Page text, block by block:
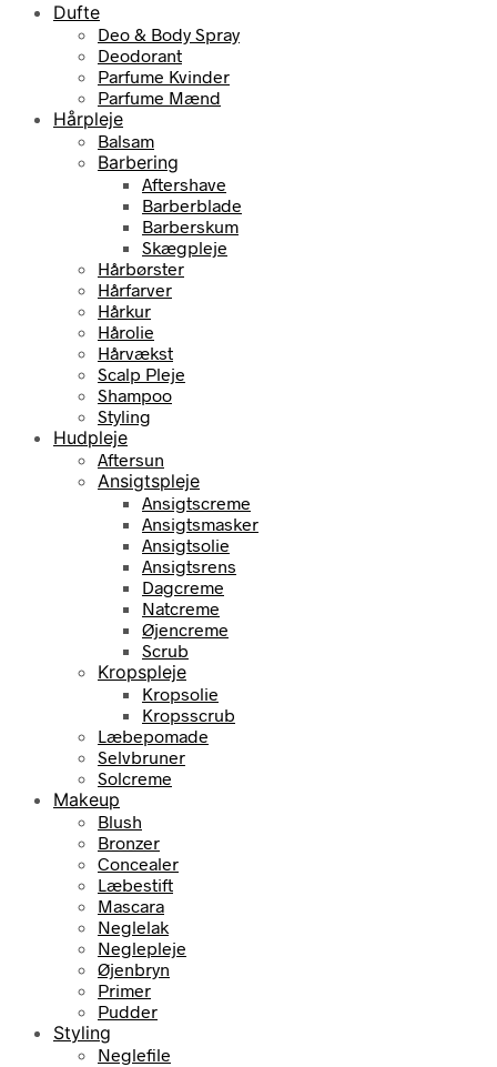
Dufte
Deo & Body Spray
Deodorant
Parfume Kvinder
Parfume Mænd
Hårpleje
Balsam
Barbering
Aftershave
Barberblade
Barberskum
Skægpleje
Hårbørster
Hårfarver
Hårkur
Hårolie
Hårvækst
Scalp Pleje
Shampoo
Styling
Hudpleje
Aftersun
Ansigtspleje
Ansigtscreme
Ansigtsmasker
Ansigtsolie
Ansigtsrens
Dagcreme
Natcreme
Øjencreme
Scrub
Kropspleje
Kropsolie
Kropsscrub
Læbepomade
Selvbruner
Solcreme
Makeup
Blush
Bronzer
Concealer
Læbestift
Mascara
Neglelak
Neglepleje
Øjenbryn
Primer
Pudder
Styling
Neglefile